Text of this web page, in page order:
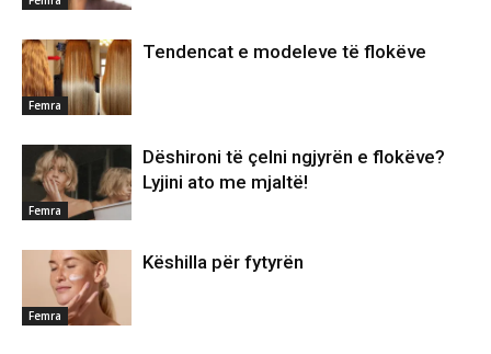
Femra
Tendencat e modeleve të flokëve
Femra
Dëshironi të çelni ngjyrën e flokëve?
Lyjini ato me mjaltë!
Femra
Këshilla për fytyrën